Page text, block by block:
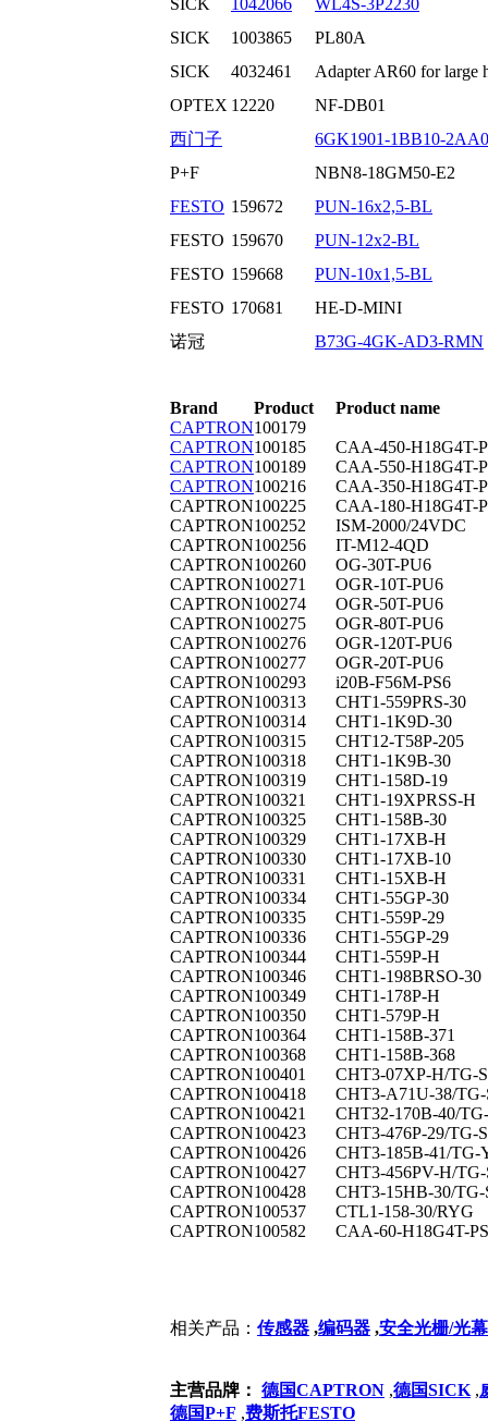
SICK 1042066
WL4S-3P2230
SICK
1003865
PL80A
SICK
4032461
Adapter AR60 for large
OPTEX 12220
NF-DB01
西门子
6GK1901-1BB10-2AA0
P+F
NBN8-18GM50-E2
FESTO 159672
PUN-16x2,5-BL
FESTO 159670
PUN-12x2-BL
FESTO 159668
PUN-10x1,5-BL
FESTO 170681
HE-D-MINI
诺冠
B73G-4GK-AD3-RMN
Brand Product
Product name
CAPTRON100179
CAPTRON100185
CAA-450-H18G4T-
CAPTRON100189
CAA-550-H18G4T-
CAPTRON100216
CAA-350-H18G4T-
CAPTRON100225
CAA-180-H18G4T-
CAPTRON100252
ISM-2000/24VDC
CAPTRON100256
IT-M12-4QD
CAPTRON100260
OG-30T-PU6
CAPTRON100271
OGR-10T-PU6
CAPTRON100274
OGR-50T-PU6
CAPTRON100275
OGR-80T-PU6
CAPTRON100276
OGR-120T-PU6
CAPTRON100277
OGR-20T-PU6
CAPTRON100293
i20B-F56M-PS6
CAPTRON100313
CHT1-559PRS-30
CAPTRON100314
CHT1-1K9D-30
CAPTRON100315
CHT12-T58P-205
CAPTRON100318
CHT1-1K9B-30
CAPTRON100319
CHT1-158D-19
CAPTRON100321
CHT1-19XPRSS-H
CAPTRON100325
CHT1-158B-30
CAPTRON100329
CHT1-17XB-H
CAPTRON100330
CHT1-17XB-10
CAPTRON100331
CHT1-15XB-H
CAPTRON100334
CHT1-55GP-30
CAPTRON100335
CHT1-559P-29
CAPTRON100336
CHT1-55GP-29
CAPTRON100344
CHT1-559P-H
CAPTRON100346
CHT1-198BRSO-30
CAPTRON100349
CHT1-178P-H
CAPTRON100350
CHT1-579P-H
CAPTRON100364
CHT1-158B-371
CAPTRON100368
CHT1-158B-368
CAPTRON100401
CHT3-07XP-H/TG-
CAPTRON100418
CHT3-A71U-38/TG-
CAPTRON100421
CHT32-170B-40/
CAPTRON100423
CHT3-476P-29/TG-
CAPTRON100426
CHT3-185B-41/TG-
CAPTRON100427
CHT3-456PV-H/TG-
CAPTRON100428
CHT3-15HB-30/TG-
CAPTRON100537
CTL1-158-30/RYG
CAPTRON100582 CAA-60-H18G4T-
相关产品： 传感器 ,编码器 ,安全光栅/光幕
主营品牌： 德国CAPTRON ,德国SICK ,
德国P+F ,费斯托FESTO